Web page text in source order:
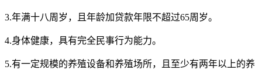
3.年满十八周岁，且年龄加贷款年限不超过65周岁。
4.身体健康，具有完全民事行为能力。
5.有一定规模的养殖设备和养殖场所，且至少有两年以上的养